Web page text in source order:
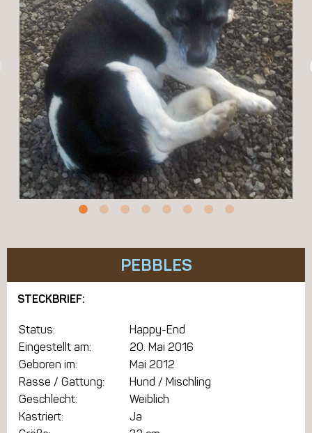
PEBBLES
STECKBRIEF:
Status:
Happy-End
Eingestellt am:
20. Mai 2016
Geboren im:
Mai 2012
Rasse / Gattung:
Hund / Mischling
Geschlecht:
Weiblich
Kastriert:
Ja